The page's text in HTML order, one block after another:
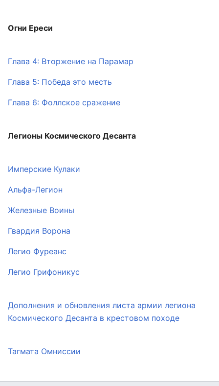
Огни Ереси
Глава 4: Вторжение на Парамар
Глава 5: Победа это месть
Глава 6: Фоллское сражение
Легионы Космического Десанта
Имперские Кулаки
Альфа-Легион
Железные Воины
Гвардия Ворона
Легио Фуреанс
Легио Грифоникус
Дополнения и обновления листа армии легиона
Космического Десанта в крестовом походе
Тагмата Омниссии